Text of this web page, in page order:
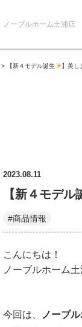
ノーブルホーム土浦店
> 【新４モデル誕生 】美し
2023.08.11
【新４モデル
#商品情報
こんにちは！
ノーブルホーム
今回は、 ノーブ